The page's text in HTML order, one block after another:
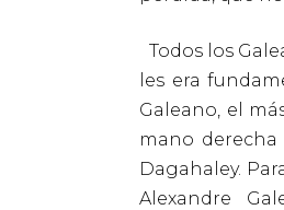
Todos los
les era
Galeano, el
mano
Dagahaley.
Alexandre